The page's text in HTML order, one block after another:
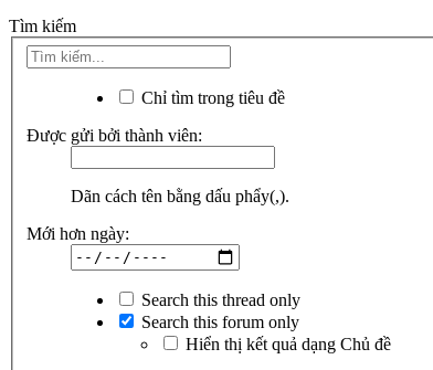
Tìm kiếm
Chỉ tìm trong tiêu đề
Được gửi bởi thành viên:
Dãn cách tên bằng dấu phẩy(,).
Mới hơn ngày:
Search this thread only
Search this forum only
Hiển thị kết quả dạng Chủ đề